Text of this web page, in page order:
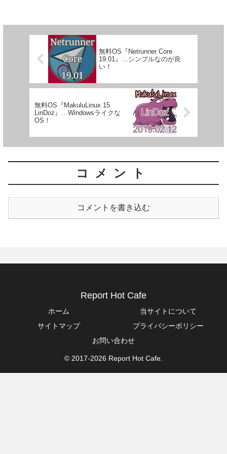
無料OS『Netrunner Core
19.01』…シンプルなのが良
い！
無料OS『MakuluLinux 15
LinDoz』…Windowsライクな
OS！
コメント
コメントを書き込む
Report Hot Cafe
ホーム
当サイトについて
サイトマップ
プライバシーポリシー
お問い合わせ
© 2017-2026 Report Hot Cafe.